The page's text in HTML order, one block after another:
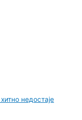
недостаје